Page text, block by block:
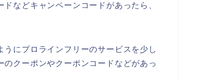
などキャンペーンコードがあったら、
にプロラインフリーのサービスを少し
クーポンやクーポンコードなどがあっ